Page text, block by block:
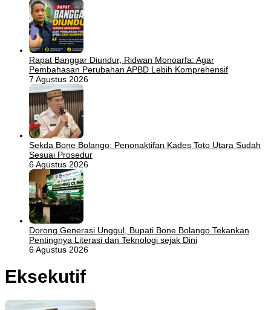
Rapat Banggar Diundur, Ridwan Monoarfa: Agar
Pembahasan Perubahan APBD Lebih Komprehensif
7 Agustus 2026
Sekda Bone Bolango: Penonaktifan Kades Toto Utara Sudah
Sesuai Prosedur
6 Agustus 2026
Dorong Generasi Unggul, Bupati Bone Bolango Tekankan
Pentingnya Literasi dan Teknologi sejak Dini
6 Agustus 2026
Eksekutif